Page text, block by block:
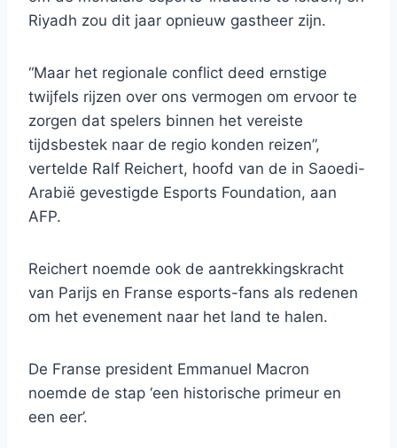
Riyadh zou dit jaar opnieuw gastheer zijn.
“Maar het regionale conflict deed ernstige
twijfels rijzen over ons vermogen om ervoor te
zorgen dat spelers binnen het vereiste
tijdsbestek naar de regio konden reizen”,
vertelde Ralf Reichert, hoofd van de in Saoedi-
Arabië gevestigde Esports Foundation, aan
AFP.
Reichert noemde ook de aantrekkingskracht
van Parijs en Franse esports-fans als redenen
om het evenement naar het land te halen.
De Franse president Emmanuel Macron
noemde de stap ‘een historische primeur en
een eer’.